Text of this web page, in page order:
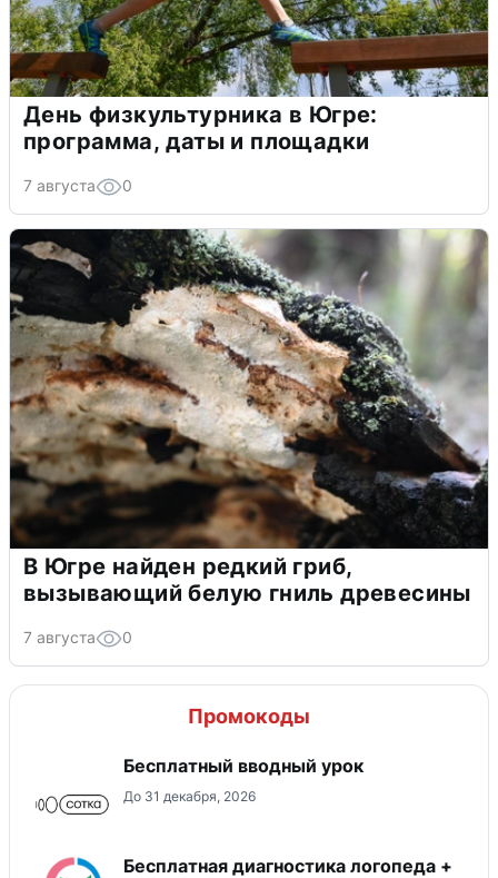
День физкультурника в Югре:
программа, даты и площадки
7 августа 0
В Югре найден редкий гриб,
вызывающий белую гниль древесины
7 августа 0
Промокоды
Бесплатный вводный урок
До 31 декабря, 2026
Бесплатная диагностика логопеда +